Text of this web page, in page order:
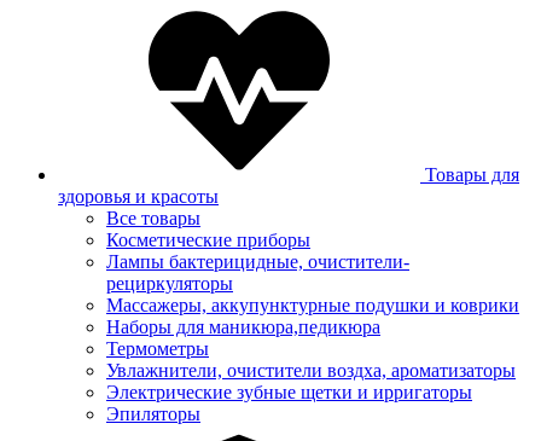
Товары для
здоровья и красоты
Все товары
Косметические приборы
Лампы бактерицидные, очистители-
рециркуляторы
Массажеры, аккупунктурные подушки и коврики
Наборы для маникюра,педикюра
Термометры
Увлажнители, очистители воздха, ароматизаторы
Электрические зубные щетки и ирригаторы
Эпиляторы